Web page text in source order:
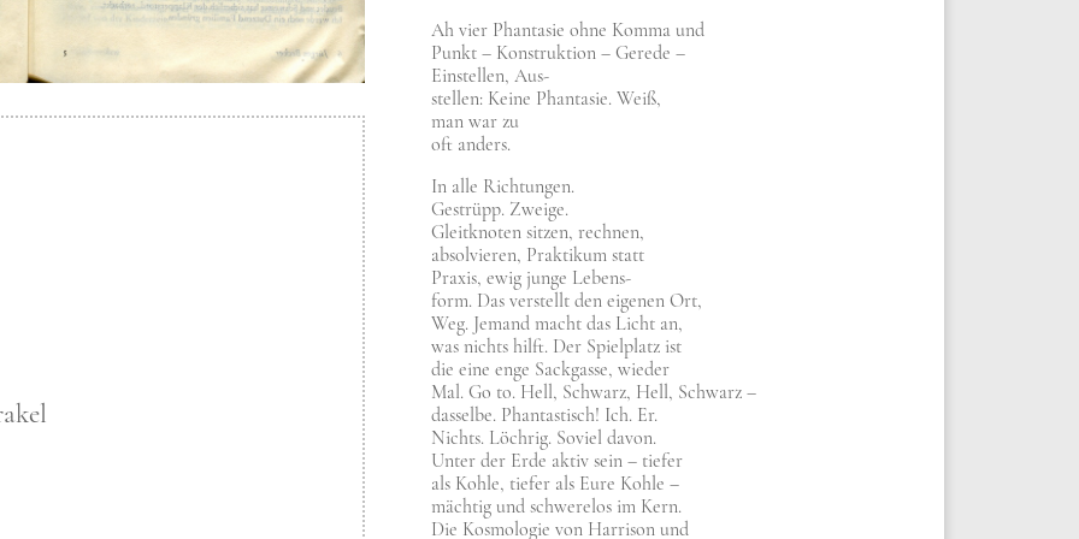
Ah vier Phan­ta­sie ohne Kom­ma und
Punkt – Kon­struk­ti­on – Gere­de –
Ein­stel­len, Aus-
stel­len: Kei­ne Phan­ta­sie. Weiß,
man war zu
oft anders.
In alle Rich­tun­gen.
Gestrüpp. Zwei­ge.
Gleit­kno­ten sit­zen, rech­nen,
absol­vie­ren, Prak­ti­kum statt
Pra­xis, ewig jun­ge Lebens-
form. Das ver­stellt den eige­nen Ort,
Weg. Jemand macht das Licht an,
was nichts hilft. Der Spiel­platz ist
die eine enge Sack­gas­se, wie­der
Mal. Go to. Hell, Schwarz, Hell, Schwarz –
das­sel­be. Phan­ta­stisch! Ich. Er.
Nichts. Löch­rig. Soviel davon.
Unter der Erde aktiv sein – tie­fer
als Koh­le, tie­fer als Eure Koh­le –
mäch­tig und schwe­re­los im Kern.
Die Kos­mo­lo­gie von Har­ri­son und